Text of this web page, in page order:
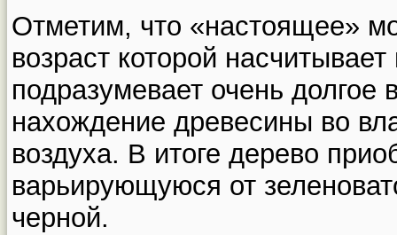
Отметим, что «настоящее»
возраст которой
подразумевает очень
нахождение древесины во
воздуха. В итоге дерево
варьирующуюся от
черной.